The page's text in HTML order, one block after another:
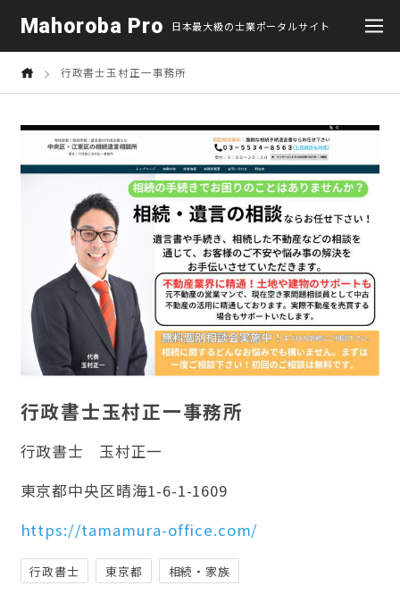
Mahoroba Pro 日本最大級の士業ポータルサイト
行政書士玉村正一事務所
行政書士玉村正一事務所
行政書士
玉村正一
東京都中央区晴海1-6-1-1609
https://tamamura-office.com/
行政書士 東京都 相続・家族